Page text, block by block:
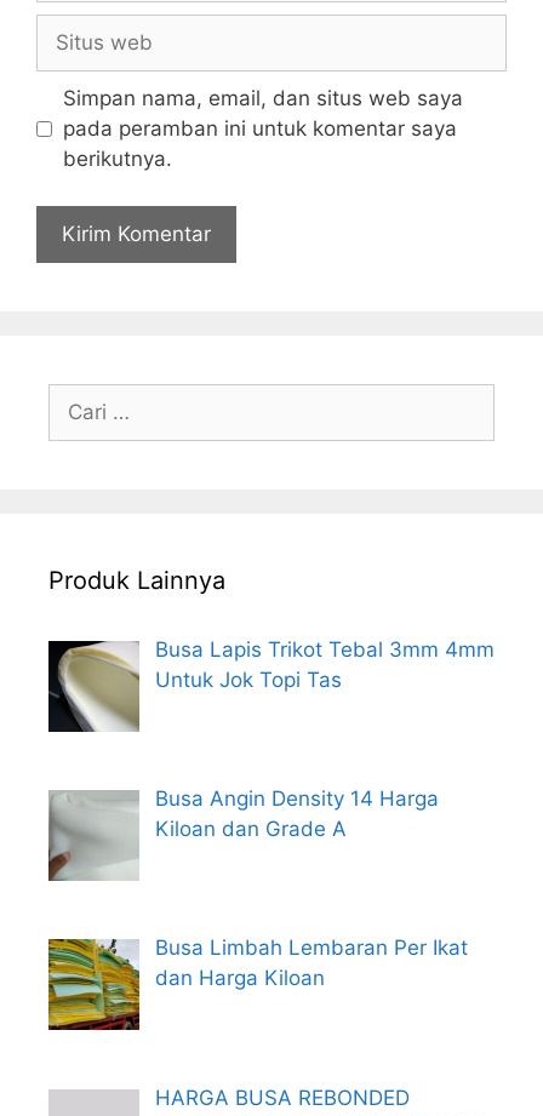
Situs
web
Simpan nama, email, dan situs web saya
pada peramban ini untuk komentar saya
berikutnya.
untuk:
Produk Lainnya
Busa Lapis Trikot Tebal 3mm 4mm
Untuk Jok Topi Tas
Busa Angin Density 14 Harga
Kiloan dan Grade A
Busa Limbah Lembaran Per Ikat
dan Harga Kiloan
HARGA BUSA REBONDED